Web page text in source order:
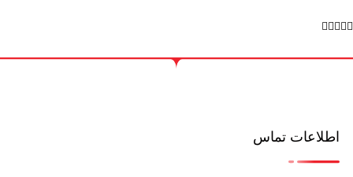

اطلاعات تماس